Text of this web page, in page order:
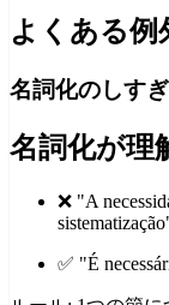
よくある例
名詞化のしす
名詞化が理
❌ "A
✅ "É